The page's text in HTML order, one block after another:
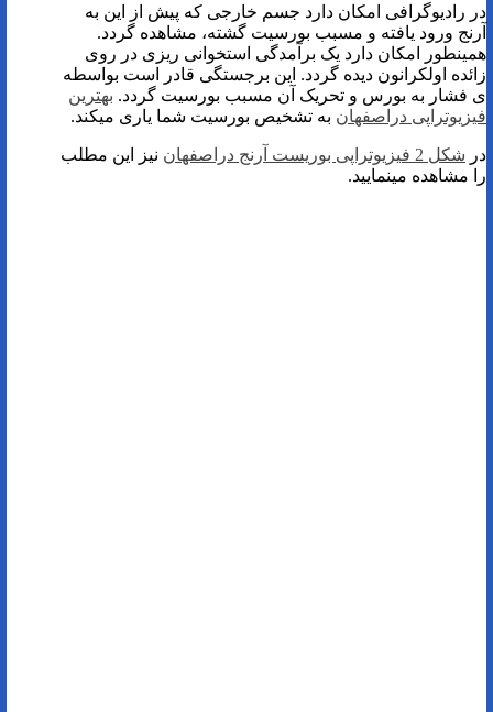
در رادیوگرافی امکان دارد جسم خارجی که پیش از این به
آرنج ورود یافته و مسبب بورسیت گشته، مشاهده گردد.
همینطور امکان دارد یک برآمدگی استخوانی ریزی در روی
زائده اولکرانون دیده گردد. این برجستگی قادر است بواسطه
ی فشار به بورس و تحریک آن مسبب بورسیت گردد. بهترین
فیزیوتراپی دراصفهان به تشخیص بورسیت شما یاری میکند.
در شکل 2 فیزیوتراپی بوریست آرنج دراصفهان
نیز این مطلب
را مشاهده مینمایید.